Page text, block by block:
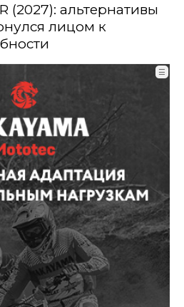
(2027): альтернативы
лицом к
☰